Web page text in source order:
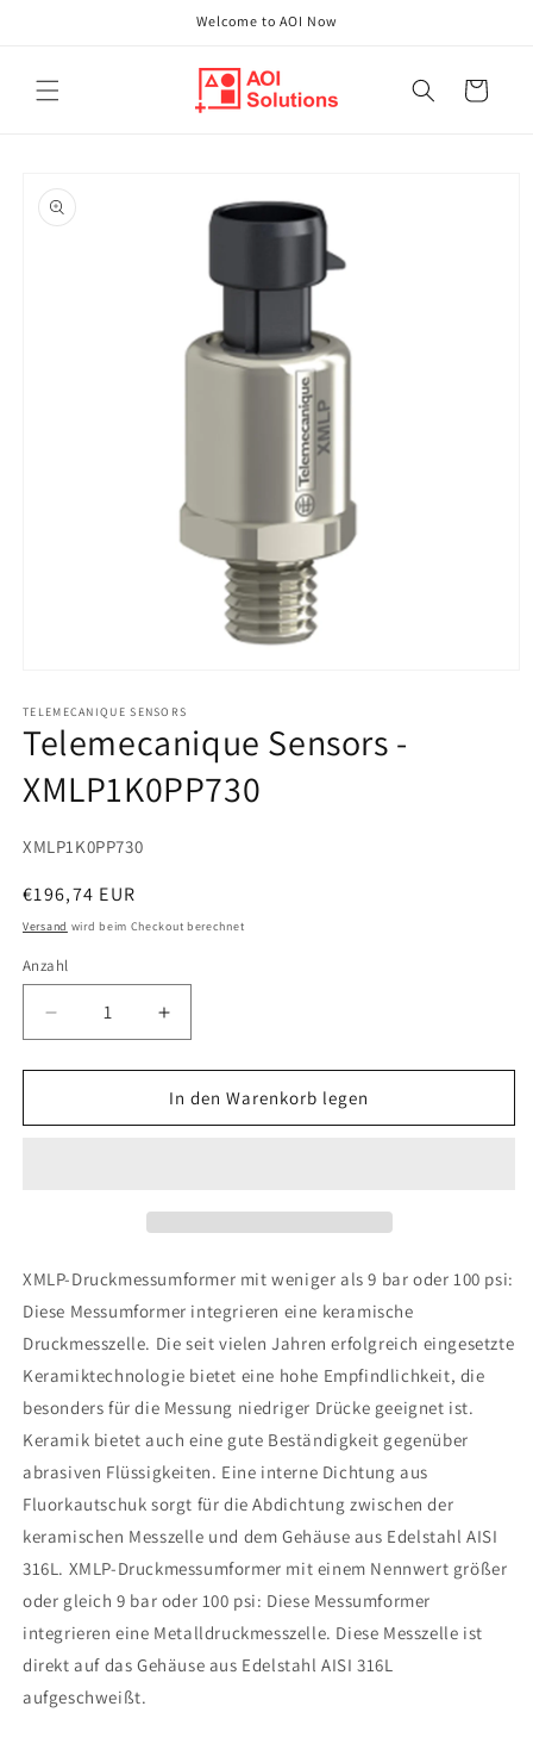
Welcome to AOI Now
Warenkorb
in
Modal
öffnen
TELEMECANIQUE SENSORS
Telemecanique Sensors -
XMLP1K0PP730
SKU:
XMLP1K0PP730
Normaler
Preis
€196,74 EUR
Versand wird beim Checkout berechnet
Anzahl
Verringere
die
Menge
Telemecanique
Erhöhe
die
Menge
für
Telemecanique
In den Warenkorb legen
XMLP-Druckmessumformer mit weniger als 9 bar oder 100 psi:
Diese Messumformer integrieren eine keramische
Druckmesszelle. Die seit vielen Jahren erfolgreich eingesetzte
Keramiktechnologie bietet eine hohe Empfindlichkeit, die
besonders für die Messung niedriger Drücke geeignet ist.
Keramik bietet auch eine gute Beständigkeit gegenüber
abrasiven Flüssigkeiten. Eine interne Dichtung aus
Fluorkautschuk sorgt für die Abdichtung zwischen der
keramischen Messzelle und dem Gehäuse aus Edelstahl AISI
316L. XMLP-Druckmessumformer mit einem Nennwert größer
oder gleich 9 bar oder 100 psi: Diese Messumformer
integrieren eine Metalldruckmesszelle. Diese Messzelle ist
direkt auf das Gehäuse aus Edelstahl AISI 316L
aufgeschweißt.